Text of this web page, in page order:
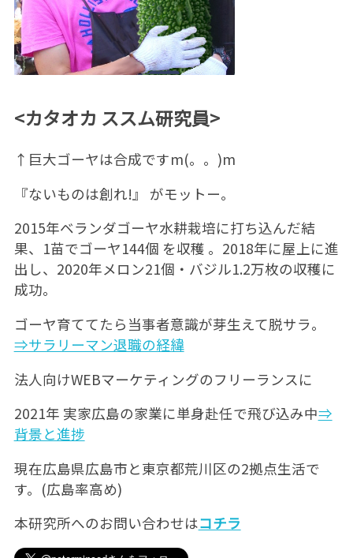
<カタオカ ススム研究員>
↑巨大ゴーヤは合成ですm(。。)m
『ないものは創れ!』 がモットー。
2015年ベランダゴーヤ水耕栽培に打ち込んだ結
果、1苗でゴーヤ144個 を収穫 。2018年に屋上に進
出し、2020年メロン21個・バジル1.2万枚の収穫に
成功。
ゴーヤ育ててたら当事者意識が芽生えて脱サラ。
⇒サラリーマン退職の経緯
法人向けWEBマーケティングのフリーランスに
2021年 実家広島の家業に単身赴任で飛び込み中⇒
背景と進捗
現在広島県広島市と東京都荒川区の2拠点生活で
す。(広島率高め)
本研究所へのお問い合わせはコチラ